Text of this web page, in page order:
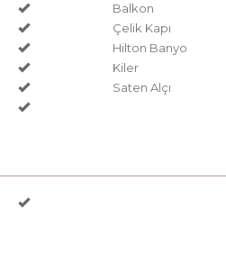
Balkon
Çelik Kapı
Hilton Banyo
Kiler
Saten Alçı